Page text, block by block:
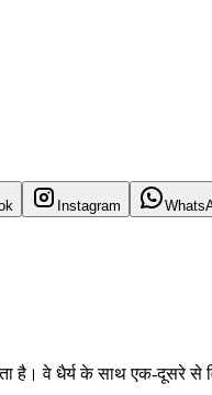
Instagram
है। वे धैर्य के साथ एक-दूसरे